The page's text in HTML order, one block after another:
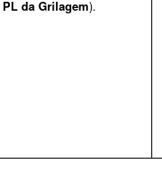
PL da Grilagem).